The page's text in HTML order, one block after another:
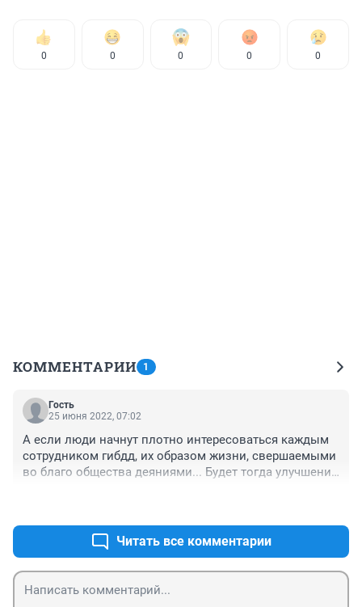
0 0 0 0 0
КОММЕНТАРИИ 1
Гость
25 июня 2022, 07:02
А если люди начнут плотно интересоваться каждым
сотрудником гибдд, их образом жизни, свершаемыми
во благо общества деяниями... Будет тогда улучшение
рапорте каждого из них, нет ни одной записи об ямах,
выбоинах, не функционирующих ливневках, грязи от
грузовиков и т. Д.??
Читать все комментарии